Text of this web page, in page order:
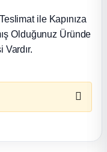
ile Kapınıza
Olduğunuz Üründe
Vardır.